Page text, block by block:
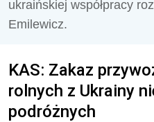
ukraińskiej współpracy
Emilewicz.
KAS: Zakaz
rolnych z Ukrainy
podróżnych